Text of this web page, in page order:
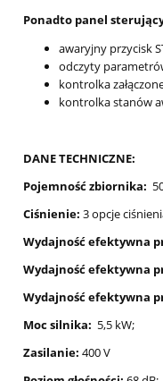
Ponadto panel
awaryjny przycisk
odczyty
kontrolka
kontrolka stanów
DANE TECHNICZNE:
Pojemność zbiornika:
Ciśnienie: 3 opcje
Wydajność efektywna
Wydajność efektywna
Wydajność efektywna
Moc silnika: 5,5 kW;
Zasilanie: 400 V